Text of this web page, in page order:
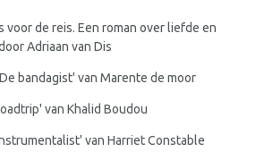
voor de reis. Een roman over liefde en
Adriaan van Dis
bandagist' van Marente de moor
van Khalid Boudou
van Harriet Constable